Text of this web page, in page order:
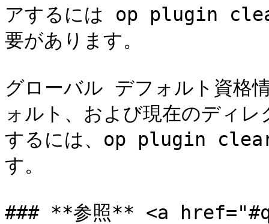
アするには op plugin
要があります。
グローバル デフォルト資格
ォルト、および現在のディ
するには、op plugin
す。
### **参照** <a